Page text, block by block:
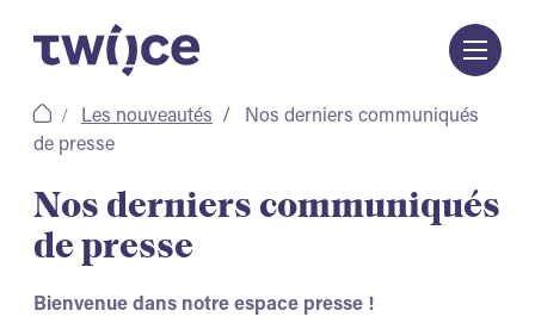
contenu
Les nouveautés
Nos derniers communiqués
de presse
Nos derniers communiqués
de presse
Bienvenue dans notre espace presse !